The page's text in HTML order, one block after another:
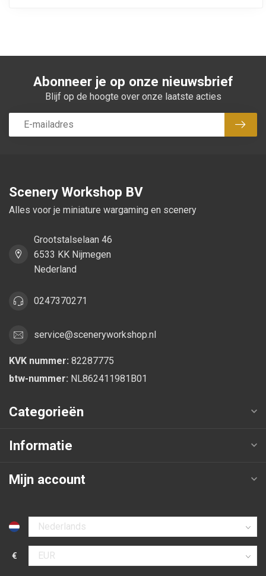
Abonneer je op onze nieuwsbrief
Blijf op de hoogte over onze laatste acties
Scenery Workshop BV
Alles voor je miniature wargaming en scenery
Grootstalselaan 46
6533 KK Nijmegen
Nederland
0247370271
service@sceneryworkshop.nl
KVK nummer: 82287775
btw-nummer: NL862411981B01
Categorieën
Informatie
Mijn account
Selecteer taal
€
Selecteer valuta